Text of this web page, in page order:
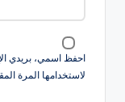
احفظ اسمي، بريدي
لاستخدامها المرة